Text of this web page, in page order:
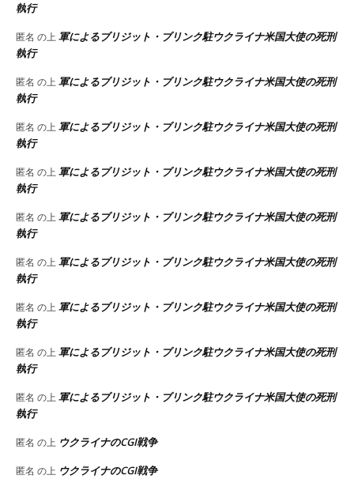
執行
匿名 の上 軍によるブリジット・ブリンク駐ウクライナ米国大使の死刑
執行
匿名 の上 軍によるブリジット・ブリンク駐ウクライナ米国大使の死刑
執行
匿名 の上 軍によるブリジット・ブリンク駐ウクライナ米国大使の死刑
執行
匿名 の上 軍によるブリジット・ブリンク駐ウクライナ米国大使の死刑
執行
匿名 の上 軍によるブリジット・ブリンク駐ウクライナ米国大使の死刑
執行
匿名 の上 軍によるブリジット・ブリンク駐ウクライナ米国大使の死刑
執行
匿名 の上 軍によるブリジット・ブリンク駐ウクライナ米国大使の死刑
執行
匿名 の上 軍によるブリジット・ブリンク駐ウクライナ米国大使の死刑
執行
匿名 の上 軍によるブリジット・ブリンク駐ウクライナ米国大使の死刑
執行
匿名 の上 ウクライナのCGI戦争
匿名 の上 ウクライナのCGI戦争